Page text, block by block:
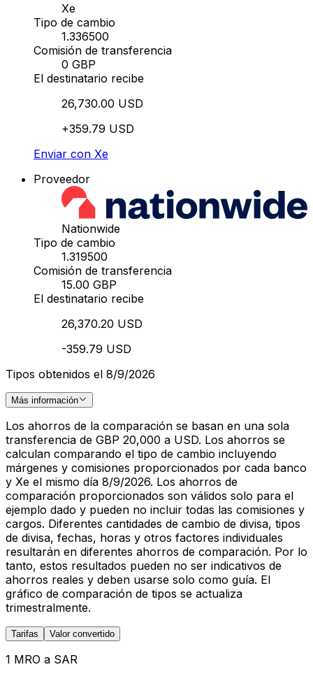
Xe
Tipo de cambio
1.336500
Comisión de transferencia
0 GBP
El destinatario recibe
26,730.00 USD
+359.79 USD
Enviar con Xe
Proveedor
Nationwide
Tipo de cambio
1.319500
Comisión de transferencia
15.00 GBP
El destinatario recibe
26,370.20 USD
-359.79 USD
Tipos obtenidos el 8/9/2026
Más información
Los ahorros de la comparación se basan en una sola
transferencia de GBP 20,000 a USD. Los ahorros se
calculan comparando el tipo de cambio incluyendo
márgenes y comisiones proporcionados por cada banco
y Xe el mismo día 8/9/2026. Los ahorros de
comparación proporcionados son válidos solo para el
ejemplo dado y pueden no incluir todas las comisiones y
cargos. Diferentes cantidades de cambio de divisa, tipos
de divisa, fechas, horas y otros factores individuales
resultarán en diferentes ahorros de comparación. Por lo
tanto, estos resultados pueden no ser indicativos de
ahorros reales y deben usarse solo como guía. El
gráfico de comparación de tipos se actualiza
trimestralmente.
Tarifas Valor convertido
1 MRO a SAR